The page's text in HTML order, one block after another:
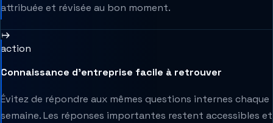
attribuée et révisée au bon moment.
action
Connaissance d’entreprise facile à retrouver
Évitez de répondre aux mêmes questions internes chaque
semaine. Les réponses importantes restent accessibles et